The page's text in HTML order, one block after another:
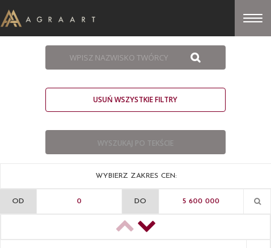
USUŃ WSZYSTKIE FILTRY
WYBIERZ ZAKRES CEN:
OD DO